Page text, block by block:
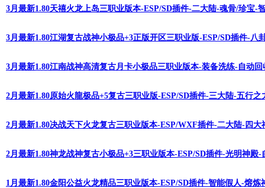
3月最新1.80天禧火龙上岛三职业版本-ESP/SD插件-二大陆-魂骨/珍宝-
3月最新1.80江湖复古战神小极品+3正版开区三职业版-ESP/SD插件-
3月最新1.80江南战神高清复古月卡小极品三职业版本-装备洗练-自动
2月最新1.80原始火龍极品+5复古三职业版-ESP/SD插件-三大陆-五行
2月最新1.80决战天下火龙复古三职业版本-ESP/WXF插件-二大陆-四
2月最新1.80神龙战神复古小极品+3三职业版本-ESP/SD插件-光明神殿
1月最新1.80金阳公益火龙精品三职业版本-ESP/SD插件-智能假人-熔